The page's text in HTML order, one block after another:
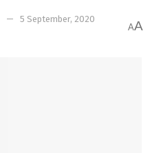
5 September, 2020
AA